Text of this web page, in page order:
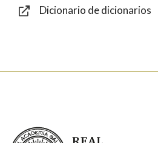
Dicionario de dicionarios
Real Academia Galega